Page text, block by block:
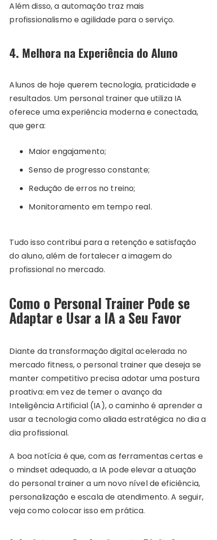
Além disso, a automação traz mais
profissionalismo e agilidade para o serviço.
4. Melhora na Experiência do Aluno
Alunos de hoje querem tecnologia, praticidade e
resultados. Um personal trainer que utiliza IA
oferece uma experiência moderna e conectada,
que gera:
Maior engajamento;
Senso de progresso constante;
Redução de erros no treino;
Monitoramento em tempo real.
Tudo isso contribui para a retenção e satisfação
do aluno, além de fortalecer a imagem do
profissional no mercado.
Como o Personal Trainer Pode se
Adaptar e Usar a IA a Seu Favor
Diante da transformação digital acelerada no
mercado fitness, o personal trainer que deseja se
manter competitivo precisa adotar uma postura
proativa: em vez de temer o avanço da
Inteligência Artificial (IA), o caminho é aprender a
usar a tecnologia como aliada estratégica no dia a
dia profissional.
A boa notícia é que, com as ferramentas certas e
o mindset adequado, a IA pode elevar a atuação
do personal trainer a um novo nível de eficiência,
personalização e escala de atendimento. A seguir,
veja como colocar isso em prática.